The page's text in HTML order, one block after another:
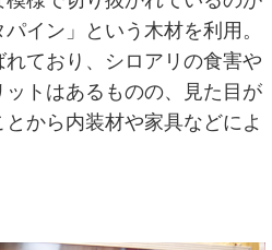
イン」という木材を利用。
ており、シロアリの食害や
トはあるものの、見た目が
から内装材や家具などによ